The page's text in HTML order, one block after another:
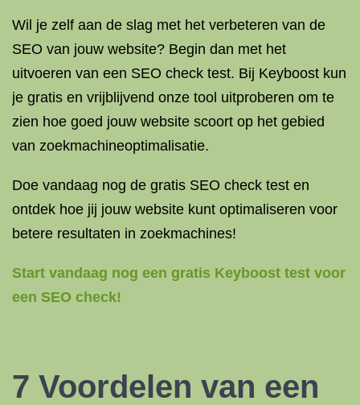
Wil je zelf aan de slag met het verbeteren van de
SEO van jouw website? Begin dan met het
uitvoeren van een SEO check test. Bij Keyboost kun
je gratis en vrijblijvend onze tool uitproberen om te
zien hoe goed jouw website scoort op het gebied
van zoekmachineoptimalisatie.
Doe vandaag nog de gratis SEO check test en
ontdek hoe jij jouw website kunt optimaliseren voor
betere resultaten in zoekmachines!
Start vandaag nog een gratis Keyboost test voor
een SEO check!
7 Voordelen van een